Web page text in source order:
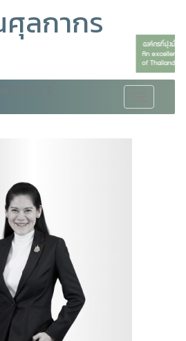
ลกากร
Office 2
navigation